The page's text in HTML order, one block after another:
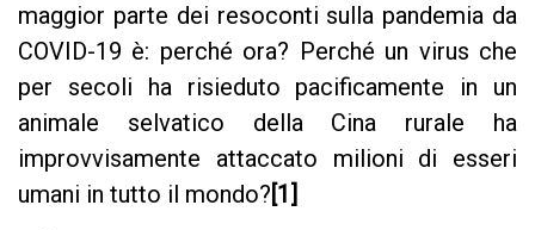
maggior parte dei resoconti sulla pandemia da
COVID-19 è: perché ora? Perché un virus che
per secoli ha risieduto pacificamente in un
animale selvatico della Cina rurale ha
improvvisamente attaccato milioni di esseri
umani in tutto il mondo?[1]